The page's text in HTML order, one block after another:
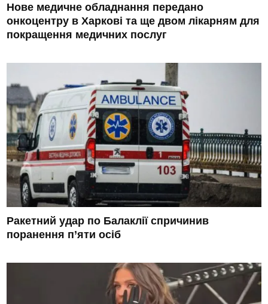
Нове медичне обладнання передано
онкоцентру в Харкові та ще двом лікарням для
покращення медичних послуг
Ракетний удар по Балаклії спричинив
поранення п’яти осіб